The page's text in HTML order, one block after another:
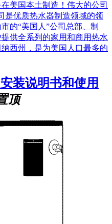
美国本土制造！伟大的公司
是优质热水器制造领域的领
的“美国人”公司总部、制
供全系列的家用和商用热水
西州，是为美国人口最多的
装说明书和使用
顶